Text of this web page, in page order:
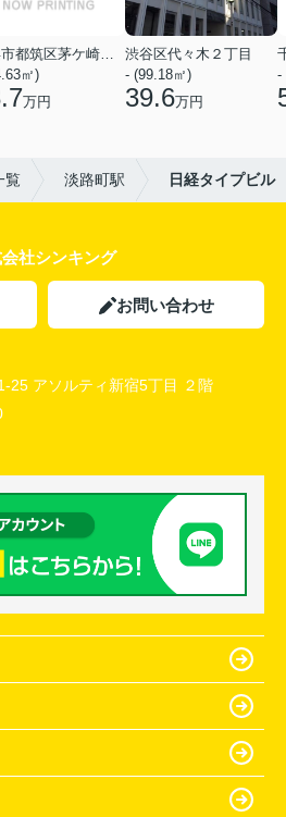
㎡)
万円
渋谷区代々木２丁目
- (99.18㎡)
39.6万円
-
覧 淡路町駅 日経タイプビル
社シンキング
お問い合わせ
25 アソルティ新宿5丁目 ２階